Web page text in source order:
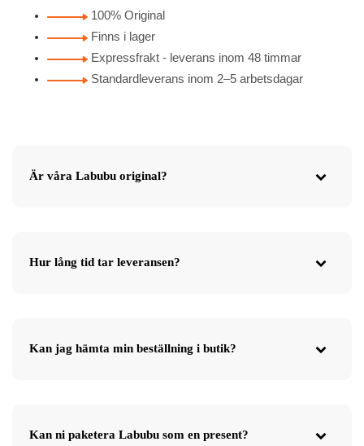
100% Original
Finns i lager
Expressfrakt - leverans inom 48 timmar
Standardleverans inom 2–5 arbetsdagar
Är våra Labubu original?
Hur lång tid tar leveransen?
Kan jag hämta min beställning i butik?
Kan ni paketera Labubu som en present?